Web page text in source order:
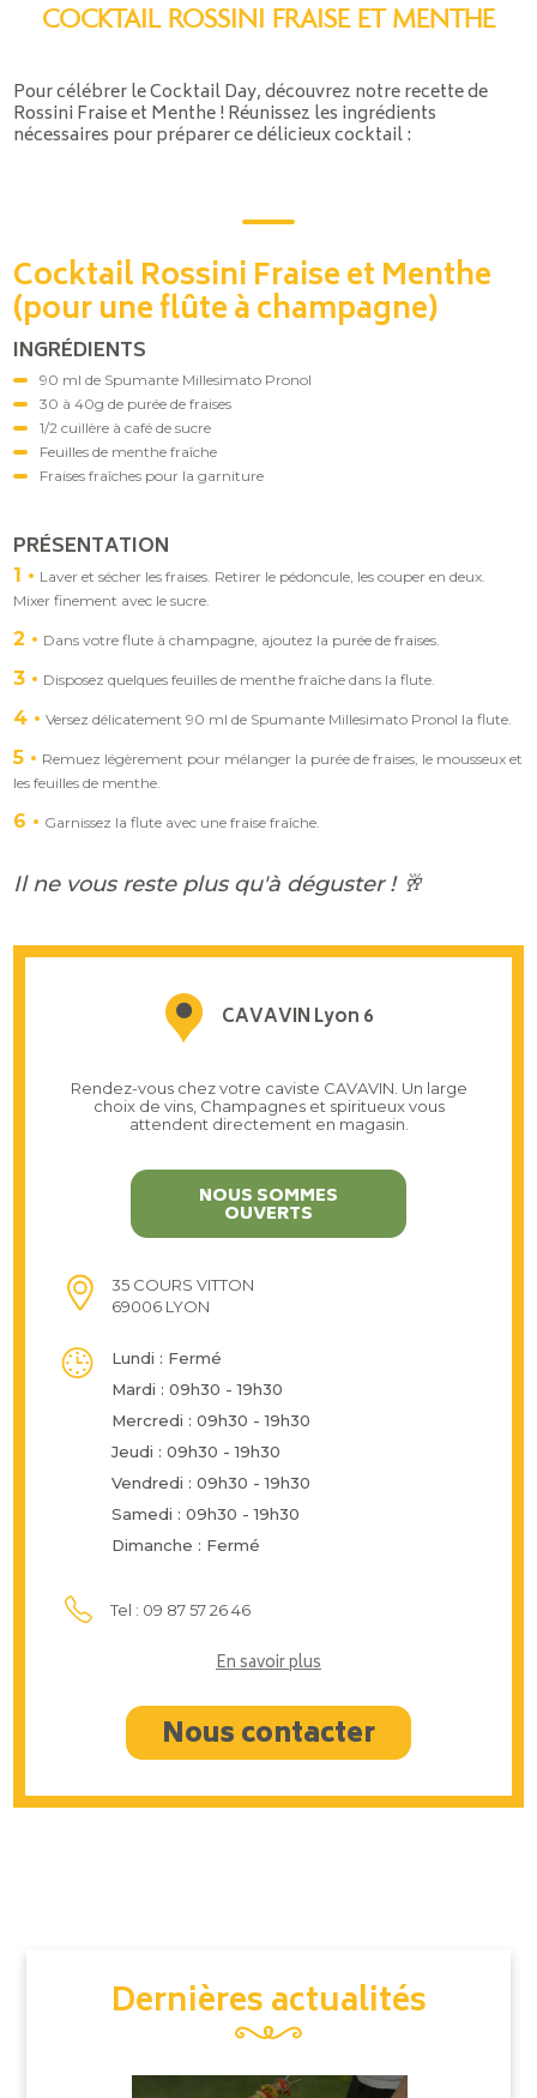
COCKTAIL ROSSINI FRAISE ET MENTHE
Pour célébrer le Cocktail Day, découvrez notre recette de
Rossini Fraise et Menthe ! Réunissez les ingrédients
nécessaires pour préparer ce délicieux cocktail :
Cocktail Rossini Fraise et Menthe
(pour une flûte à champagne)
INGRÉDIENTS
90 ml de Spumante Millesimato Pronol
30 à 40g de purée de fraises
1/2 cuillère à café de sucre
Feuilles de menthe fraîche
Fraises fraîches pour la garniture
PRÉSENTATION
1
Laver et sécher les fraises. Retirer le pédoncule, les couper en deux.
Mixer finement avec le sucre.
2 Dans votre flute à champagne, ajoutez la purée de fraises.
3 Disposez quelques feuilles de menthe fraîche dans la flute.
4 Versez délicatement 90 ml de Spumante Millesimato Pronol la flute.
5
Remuez légèrement pour mélanger la purée de fraises, le mousseux et
les feuilles de menthe.
6 Garnissez la flute avec une fraise fraîche.
Il ne vous reste plus qu'à déguster ! 🥂
CAVAVIN Lyon 6
Rendez-vous chez votre caviste CAVAVIN. Un large
choix de vins, Champagnes et spiritueux vous
attendent directement en magasin.
NOUS SOMMES
OUVERTS
35 COURS VITTON
69006 LYON
Lundi : Fermé
Mardi : 09h30 - 19h30
Mercredi : 09h30 - 19h30
Jeudi : 09h30 - 19h30
Vendredi : 09h30 - 19h30
Samedi : 09h30 - 19h30
Dimanche : Fermé
Tel : 09 87 57 26 46
En savoir plus
Nous contacter
Dernières actualités